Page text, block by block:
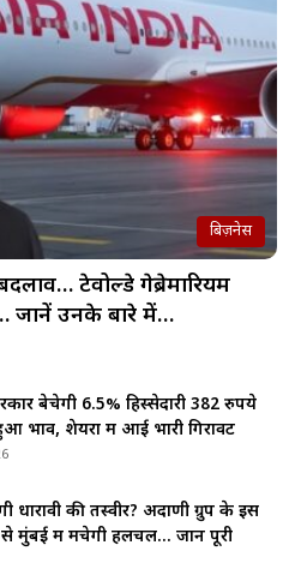
बिज़नेस
टेवोल्डे गेब्रेमारियम
जानें उनके बारे में…
बेचेगी 6.5% हिस्सेदारी 382 रुपये
भाव, शेयरों में आई भारी गिरावट
की तस्वीर? अदाणी ग्रुप के इस
से मुंबई में मचेगी हलचल… जानें पूरी